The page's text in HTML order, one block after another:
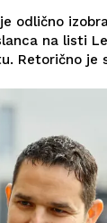
odlično
na listi
Retorično je